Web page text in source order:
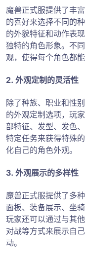
魔兽正式服提供了丰
的喜好来选择不同的
的外貌特征和动作表
独特的角色形象。不
观，使得每个角色都
2. 外观定制的灵活性
除了种族、职业和性
的外观定制选项，玩
部特征、发型、发色
特定任务来获得特殊
化自己的角色外观。
3. 外观展示的多样性
魔兽正式服提供了多
面板、装备展示、坐
玩家还可以通过与其
对战等方式来展示自
动。